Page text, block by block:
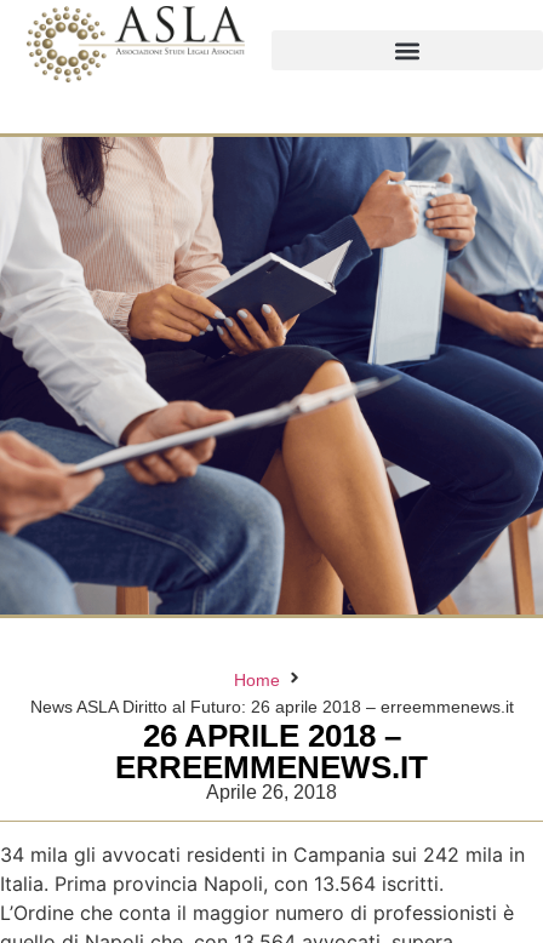
Home
News ASLA Diritto al Futuro: 26 aprile 2018 – erreemmenews.it
26 APRILE 2018 –
ERREEMMENEWS.IT
Aprile 26, 2018
34 mila gli avvocati residenti in Campania sui 242 mila in
Italia. Prima provincia Napoli, con 13.564 iscritti.
L’Ordine che conta il maggior numero di professionisti è